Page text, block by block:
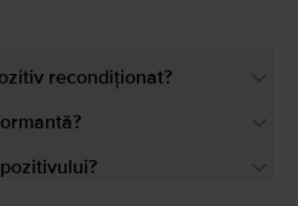
recondiționat?